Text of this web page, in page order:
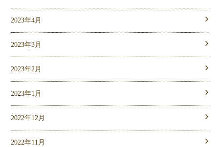
2023年4月
2023年3月
2023年2月
2023年1月
2022年12月
2022年11月